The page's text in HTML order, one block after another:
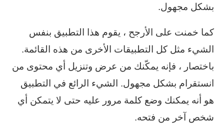
بشكل مجهول.
كما خمنت على الأرجح ، يقوم هذا التطبيق بنفس
الشيء مثل كل التطبيقات الأخرى من هذه القائمة.
باختصار ، فإنه يمكّنك من عرض وتنزيل أي محتوى من
انستقرام بشكل مجهول. الشيء الرائع في التطبيق
هو أنه يمكنك وضع كلمة مرور عليه حتى لا يتمكن أي
شخص آخر من فتحه.